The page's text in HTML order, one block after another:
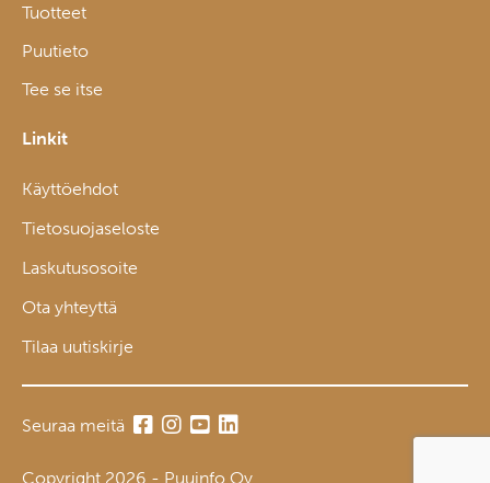
Tuotteet
Puutieto
Tee se itse
Linkit
Käyttöehdot
Tietosuojaseloste
Laskutusosoite
Ota yhteyttä
Tilaa uutiskirje
Seuraa meitä
Copyright 2026 - Puuinfo Oy